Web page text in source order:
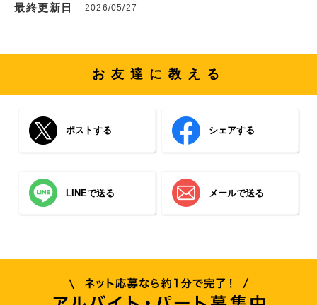
最終更新日 2026/05/27
お友達に教える
ポストする シェアする
LINEで送る メールで送る